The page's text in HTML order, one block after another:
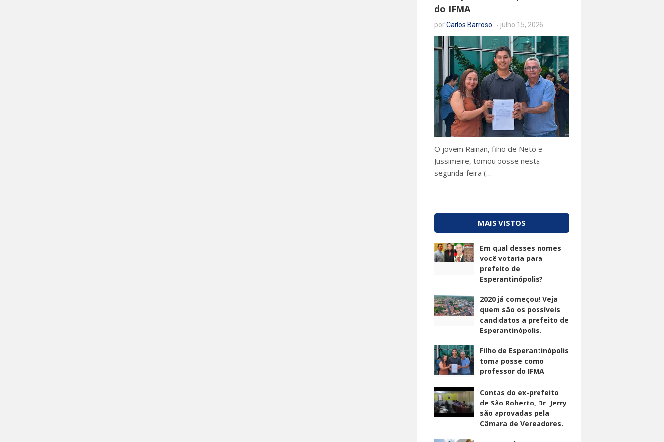
do IFMA
por Carlos Barroso julho 15, 2026
O jovem Rainan, filho de Neto e
Jussimeire, tomou posse nesta
segunda-feira (…
MAIS VISTOS
Em qual desses nomes
você votaria para
prefeito de
Esperantinópolis?
2020 já começou! Veja
quem são os possíveis
candidatos a prefeito de
Esperantinópolis.
Filho de Esperantinópolis
toma posse como
professor do IFMA
Contas do ex-prefeito
de São Roberto, Dr. Jerry
são aprovadas pela
Câmara de Vereadores.